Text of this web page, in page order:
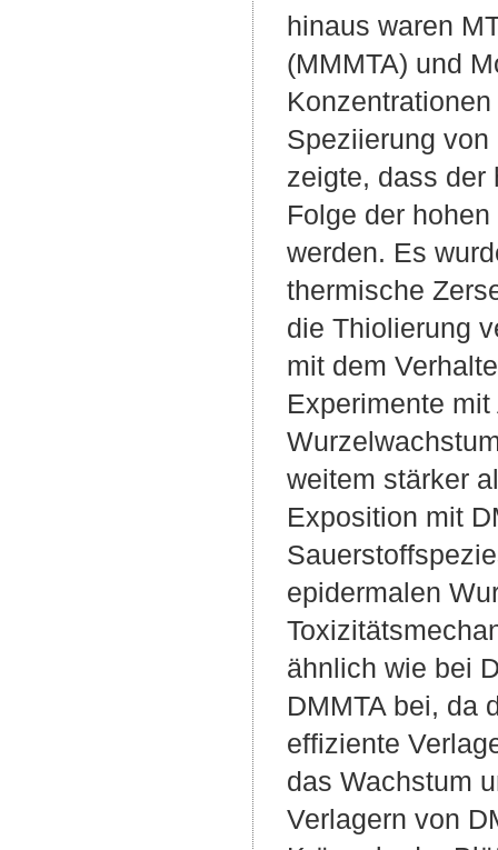
hinaus waren
(MMMTA) und
Speziierung
zeigte, dass der
Folge der
werden. Es
thermische
die Thiolierung
mit dem
Experimente
weitem stärker
Exposition mit
epidermalen
ähnlich wie bei
DMMTA bei, da
effiziente
das Wachstum
Verlagern von